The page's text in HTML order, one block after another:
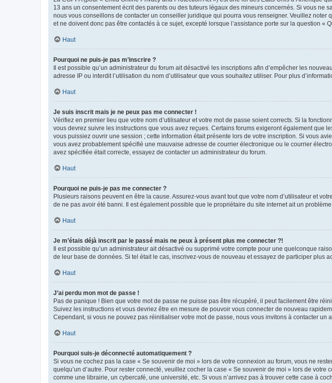
13 ans un consentement écrit des parents ou des tuteurs légaux des mineurs concernés. Si vous ne
nous vous conseillons de contacter un conseiller juridique qui pourra vous renseigner. Veuillez
et ne doivent donc pas être contactés à ce sujet, excepté lorsque l’assistance porte sur la question «
Haut
Pourquoi ne puis-je pas m’inscrire ?
Il est possible qu’un administrateur du forum ait désactivé les inscriptions afin d’empêcher les
adresse IP ou interdit l’utilisation du nom d’utilisateur que vous souhaitez utiliser. Pour plus
Haut
Je suis inscrit mais je ne peux pas me connecter !
Vérifiez en premier lieu que votre nom d’utilisateur et votre mot de passe soient corrects. Si la
vous devrez suivre les instructions que vous avez reçues. Certains forums exigeront également que
vous puissiez ouvrir une session ; cette information était présente lors de votre inscription. Si vous
vous avez probablement spécifié une mauvaise adresse de courrier électronique ou le courrier
avez spécifiée était correcte, essayez de contacter un administrateur du forum.
Haut
Pourquoi ne puis-je pas me connecter ?
Plusieurs raisons peuvent en être la cause. Assurez-vous avant tout que votre nom d’utilisateur et
de ne pas avoir été banni. Il est également possible que le propriétaire du site internet ait un
Haut
Je m’étais déjà inscrit par le passé mais ne peux à présent plus me connecter ?!
Il est possible qu’un administrateur ait désactivé ou supprimé votre compte pour une quelconque
de leur base de données. Si tel était le cas, inscrivez-vous de nouveau et essayez de participer plus
Haut
J’ai perdu mon mot de passe !
Pas de panique ! Bien que votre mot de passe ne puisse pas être récupéré, il peut facilement être
Suivez les instructions et vous devriez être en mesure de pouvoir vous connecter de nouveau
Cependant, si vous ne pouvez pas réinitialiser votre mot de passe, nous vous invitons à contacter un
Haut
Pourquoi suis-je déconnecté automatiquement ?
Si vous ne cochez pas la case « Se souvenir de moi » lors de votre connexion au forum, vous ne
quelqu’un d’autre. Pour rester connecté, veuillez cocher la case « Se souvenir de moi » lors de
comme une librairie, un cybercafé, une université, etc. Si vous n’arrivez pas à trouver cette case à